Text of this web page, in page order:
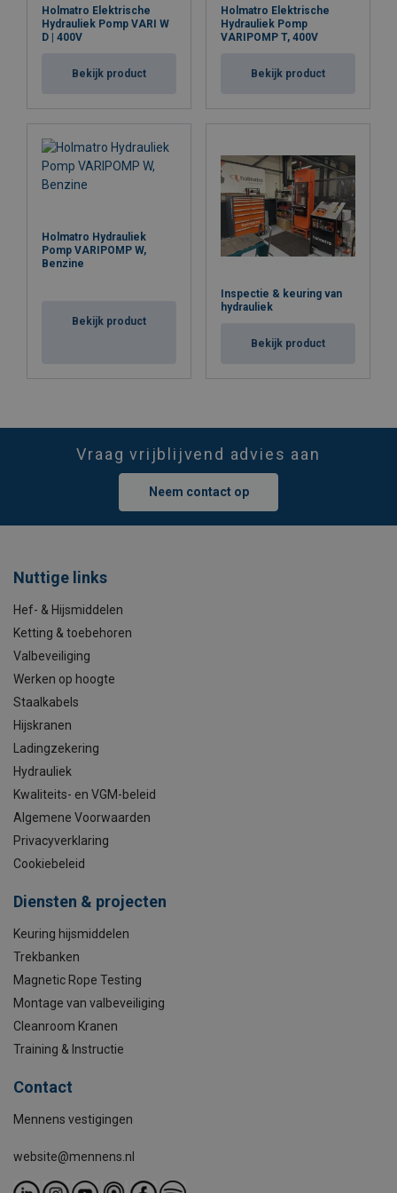
Holmatro Elektrische
Hydrauliek Pomp VARI W
D | 400V
Bekijk product
Holmatro Elektrische
Hydrauliek Pomp
VARIPOMP T, 400V
Bekijk product
Holmatro Hydrauliek
Pomp VARIPOMP W,
Benzine
Bekijk product
Inspectie & keuring van
hydrauliek
Bekijk product
Vraag vrijblijvend advies aan
Neem contact op
Nuttige links
Hef- & Hijsmiddelen
Ketting & toebehoren
Valbeveiliging
Werken op hoogte
Staalkabels
Hijskranen
Ladingzekering
Hydrauliek
Kwaliteits- en VGM-beleid
Algemene Voorwaarden
Privacyverklaring
Cookiebeleid
Diensten & projecten
Keuring hijsmiddelen
Trekbanken
Magnetic Rope Testing
Montage van valbeveiliging
Cleanroom Kranen
Training & Instructie
Contact
Mennens vestigingen
website@mennens.nl